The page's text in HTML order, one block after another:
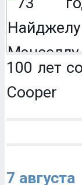
100 лет
Cooper
7 августа